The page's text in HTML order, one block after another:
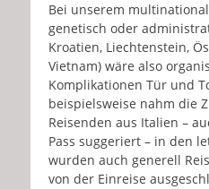
Bei unserem
genetisch oder
Kroatien, Liechtenstein,
Vietnam) wäre also
Komplikationen Tür und
beispielsweise nahm die
Reisenden aus Italien –
Pass suggeriert – in den
wurden auch generell
von der Einreise